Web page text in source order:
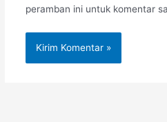
peramban ini untuk komentar